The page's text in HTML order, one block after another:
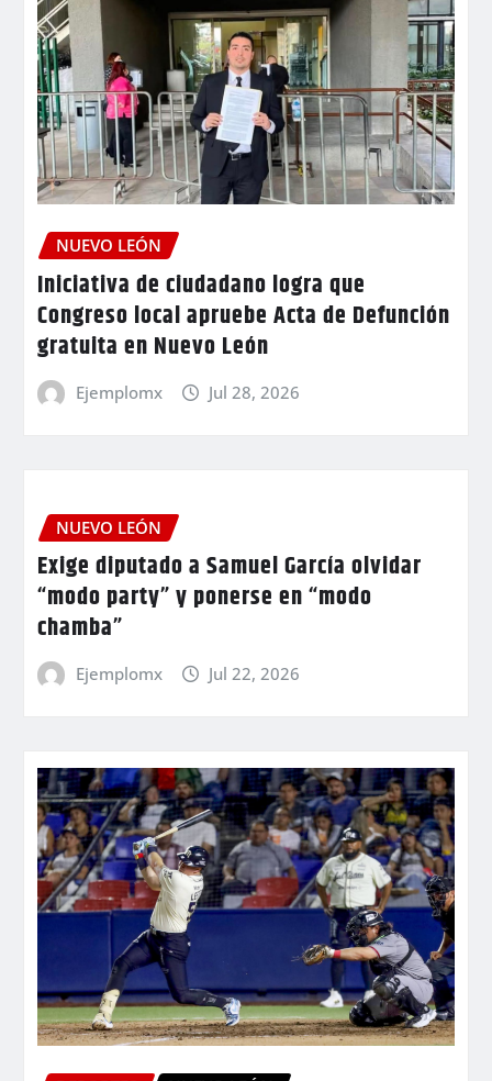
NUEVO LEÓN
Iniciativa de ciudadano logra que
Congreso local apruebe Acta de Defunción
gratuita en Nuevo León
Ejemplomx Jul 28, 2026
NUEVO LEÓN
Exige diputado a Samuel García olvidar
“modo party” y ponerse en “modo
chamba”
Ejemplomx Jul 22, 2026